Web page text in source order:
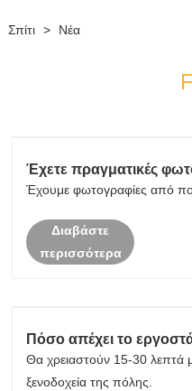
Σπίτι > Νέα
Έχετε πραγματικές
εξοπλισμού;
Έχουμε φωτογραφίες από
Διαβάστε
περισσότερα
Πόσο απέχει το
ξενοδοχείο της πόλης;
Θα χρειαστούν 15-30 λεπτά
ξενοδοχεία της πόλης.